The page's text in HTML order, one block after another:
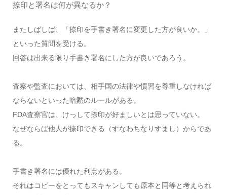
捺印と署名は何が異なるか？
またしばしば、「捺印を手書き署名に変更した方が良いか。」
といった質問を受ける。
回答は出来る限り手書き署名にした方が良いであろう。
査察や監査においては、相手国の法律や慣習を尊重しなければ
ならないといった暗黙のルールがある。
FDA査察官は、けっして捺印が好ましいとは思っていない。
なぜならば他人が捺印できる（すなわちなりすまし）からであ
る。
手書き署名には優れた利点がある。
それはコピーをとってもスキャンしても原本と同等と考えられ